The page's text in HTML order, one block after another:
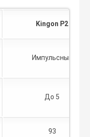
Kingon P2
Импульсный
До 5
93